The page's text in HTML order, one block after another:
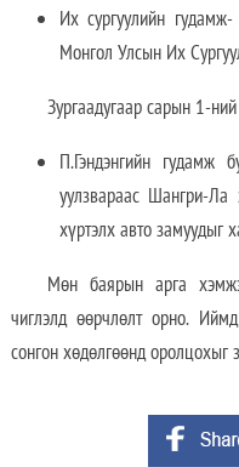
Их сургуулийн
Монгол Улсын Их
Зургаадугаар сарын 1-
П.Гэндэнгийн
уулзвараас Шангри-
хүртэлх авто замуудыг
Мөн баярын арга
чиглэлд өөрчлөлт орно.
сонгон хөдөлгөөнд оролцохыг